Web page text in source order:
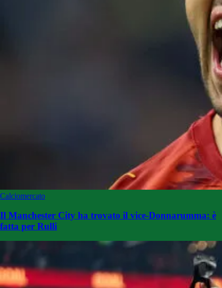
Calciomercato
Il Manchester City ha trovato il vice-Donnarumma: è
fatta per Rulli